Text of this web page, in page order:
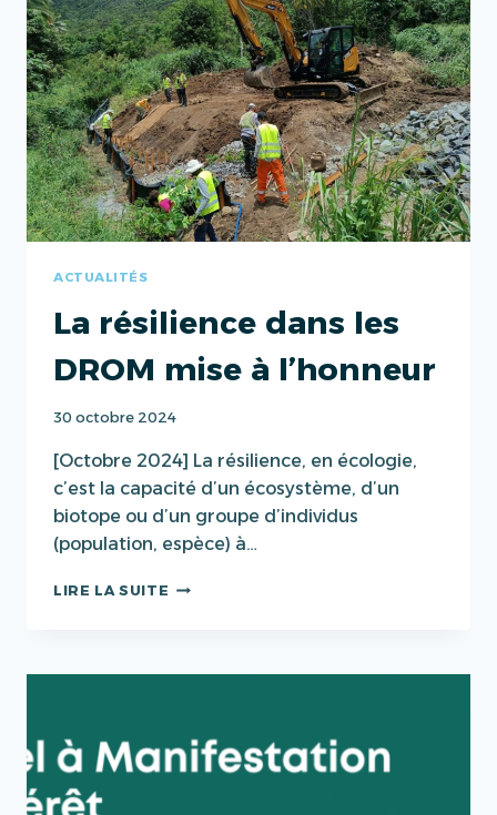
AU
VIEILLISSEMENT
DE
LA
POPULATION
ADOPTÉ
À
L’UNANIMITÉ
ACTUALITÉS
La résilience dans les
DROM mise à l’honneur
30 octobre 2024
[Octobre 2024] La résilience, en écologie,
c’est la capacité d’un écosystème, d’un
biotope ou d’un groupe d’individus
(population, espèce) à…
LIRE LA SUITE LA
DROM
L’HONNEUR